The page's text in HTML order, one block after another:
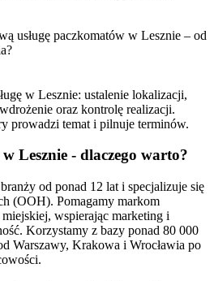
usługę paczkomatów w Lesznie – od
w Lesznie: ustalenie lokalizacji,
oraz kontrolę realizacji.
prowadzi temat i pilnuje terminów.
Lesznie - dlaczego warto?
od ponad 12 lat i specjalizuje się
(OOH). Pomagamy markom
wspierając marketing i
Korzystamy z bazy ponad 80 000
Warszawy, Krakowa i Wrocławia po